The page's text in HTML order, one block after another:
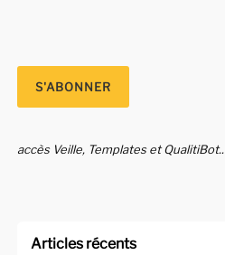
accès Veille, Templates et QualitiBot..
Articles récents